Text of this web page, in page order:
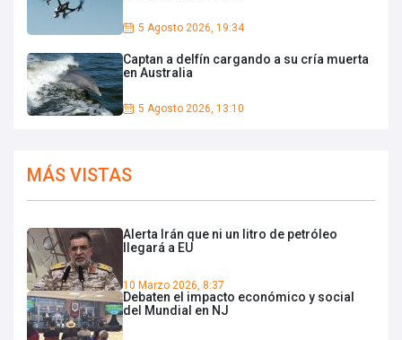
5 Agosto 2026, 19:34
Captan a delfín cargando a su cría muerta
en Australia
5 Agosto 2026, 13:10
MÁS VISTAS
Alerta Irán que ni un litro de petróleo
llegará a EU
10 Marzo 2026, 8:37
Debaten el impacto económico y social
del Mundial en NJ